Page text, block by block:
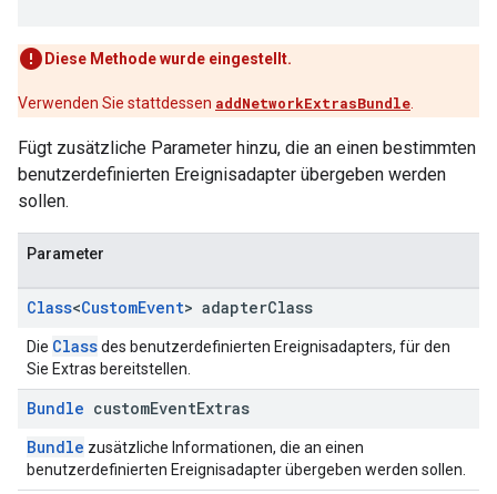
Diese Methode wurde eingestellt.
Verwenden Sie stattdessen addNetworkExtrasBundle
Fügt zusätzliche Parameter hinzu, die an einen bestimmten
benutzerdefinierten Ereignisadapter übergeben werden
sollen.
Parameter
Class<CustomEvent> adapterClass
Die Classdes benutzerdefinierten Ereignisadapters, für den
Sie Extras bereitstellen.
Bundle customEventExtras
Bundle zusätzliche Informationen, die an einen
benutzerdefinierten Ereignisadapter übergeben werden sollen.